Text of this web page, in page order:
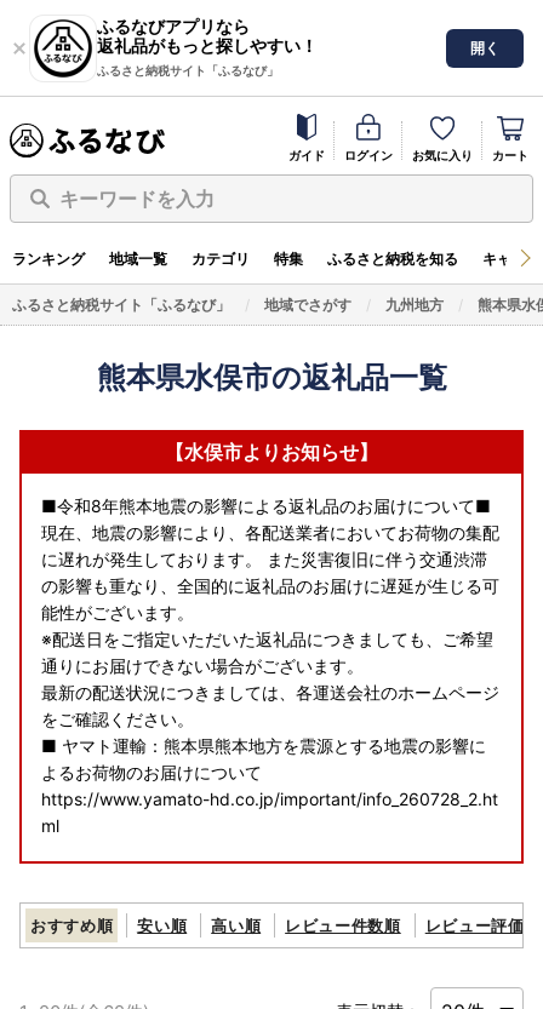
ふるなびアプリなら
返礼品がもっと探しやすい！
ふるさと納税サイト「ふるなび」
開く
ガイド ログイン お気に入り カート
キーワードを入力
ランキング 地域一覧 カテゴリ 特集 ふるさと納税を知る キャン
ふるさと納税サイト「ふるなび」 地域でさがす 九州地方 熊本県水
熊本県水俣市の返礼品一覧
【水俣市よりお知らせ】
■令和8年熊本地震の影響による返礼品のお届けについて■
現在、地震の影響により、各配送業者においてお荷物の集配
に遅れが発生しております。 また災害復旧に伴う交通渋滞
の影響も重なり、全国的に返礼品のお届けに遅延が生じる可
能性がございます。
※配送日をご指定いただいた返礼品につきましても、ご希望
通りにお届けできない場合がございます。
最新の配送状況につきましては、各運送会社のホームページ
をご確認ください。
■ ヤマト運輸：熊本県熊本地方を震源とする地震の影響に
よるお荷物のお届けについて
https://www.yamato-hd.co.jp/important/info_260728_2.ht
ml
https://www2.sagawa-exp.co.jp/information/detail/406/
おすすめ順 安い順 高い順 レビュー件数順 レビュー評価順